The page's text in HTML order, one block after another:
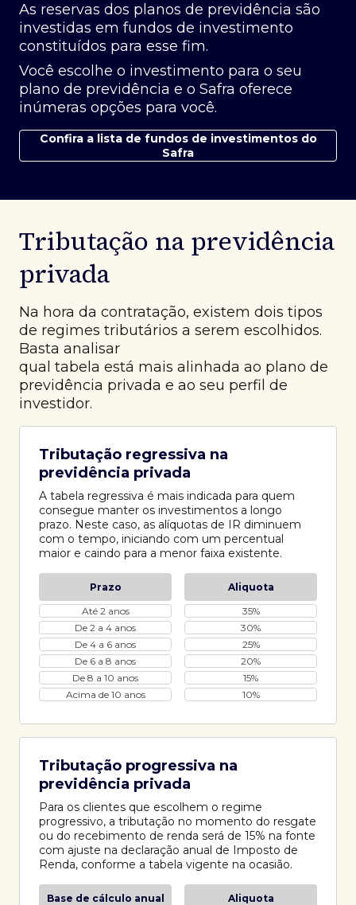
As reservas dos planos de previdência são
investidas em fundos de investimento
constituídos para esse fim.
Você escolhe o investimento para o seu
plano de previdência e o Safra oferece
inúmeras opções para você.
Confira a lista de fundos de investimentos do
Safra
Tributação na previdência
privada
Na hora da contratação, existem dois tipos
de regimes tributários a serem escolhidos.
Basta analisar
qual tabela está mais alinhada ao plano de
previdência privada e ao seu perfil de
investidor.
Tributação regressiva na
previdência privada
A tabela regressiva é mais indicada para quem
consegue manter os investimentos a longo
prazo. Neste caso, as alíquotas de IR diminuem
com o tempo, iniciando com um percentual
maior e caindo para a menor faixa existente.
Prazo
Aliquota
Até 2 anos
35%
De 2 a 4 anos
30%
De 4 a 6 anos
25%
De 6 a 8 anos
20%
De 8 a 10 anos
15%
Acima de 10 anos
10%
Tributação progressiva na
previdência privada
Para os clientes que escolhem o regime
progressivo, a tributação no momento do resgate
ou do recebimento de renda será de 15% na fonte
com ajuste na declaração anual de Imposto de
Renda, conforme a tabela vigente na ocasião.
Base de cálculo anual
Aliquota